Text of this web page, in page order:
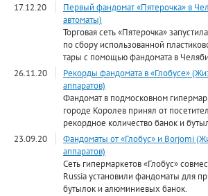
17.12.20
Первый фандомат «Пятерочка» в
автоматы)
Торговая сеть «Пятерочка»
по сбору использованной
тары с помощью фандомата в
26.11.20
Рекорды фандомата в «Глобусе»
аппаратов)
Фандомат в подмосковном
городе Королев принял от
рекордное количество банок и
23.09.20
Фандоматы от «Глобус» и Borjomi
аппаратов)
Сеть гипермаркетов «Глобус»
Russia установили фандоматы для
бутылок и алюминиевых банок.